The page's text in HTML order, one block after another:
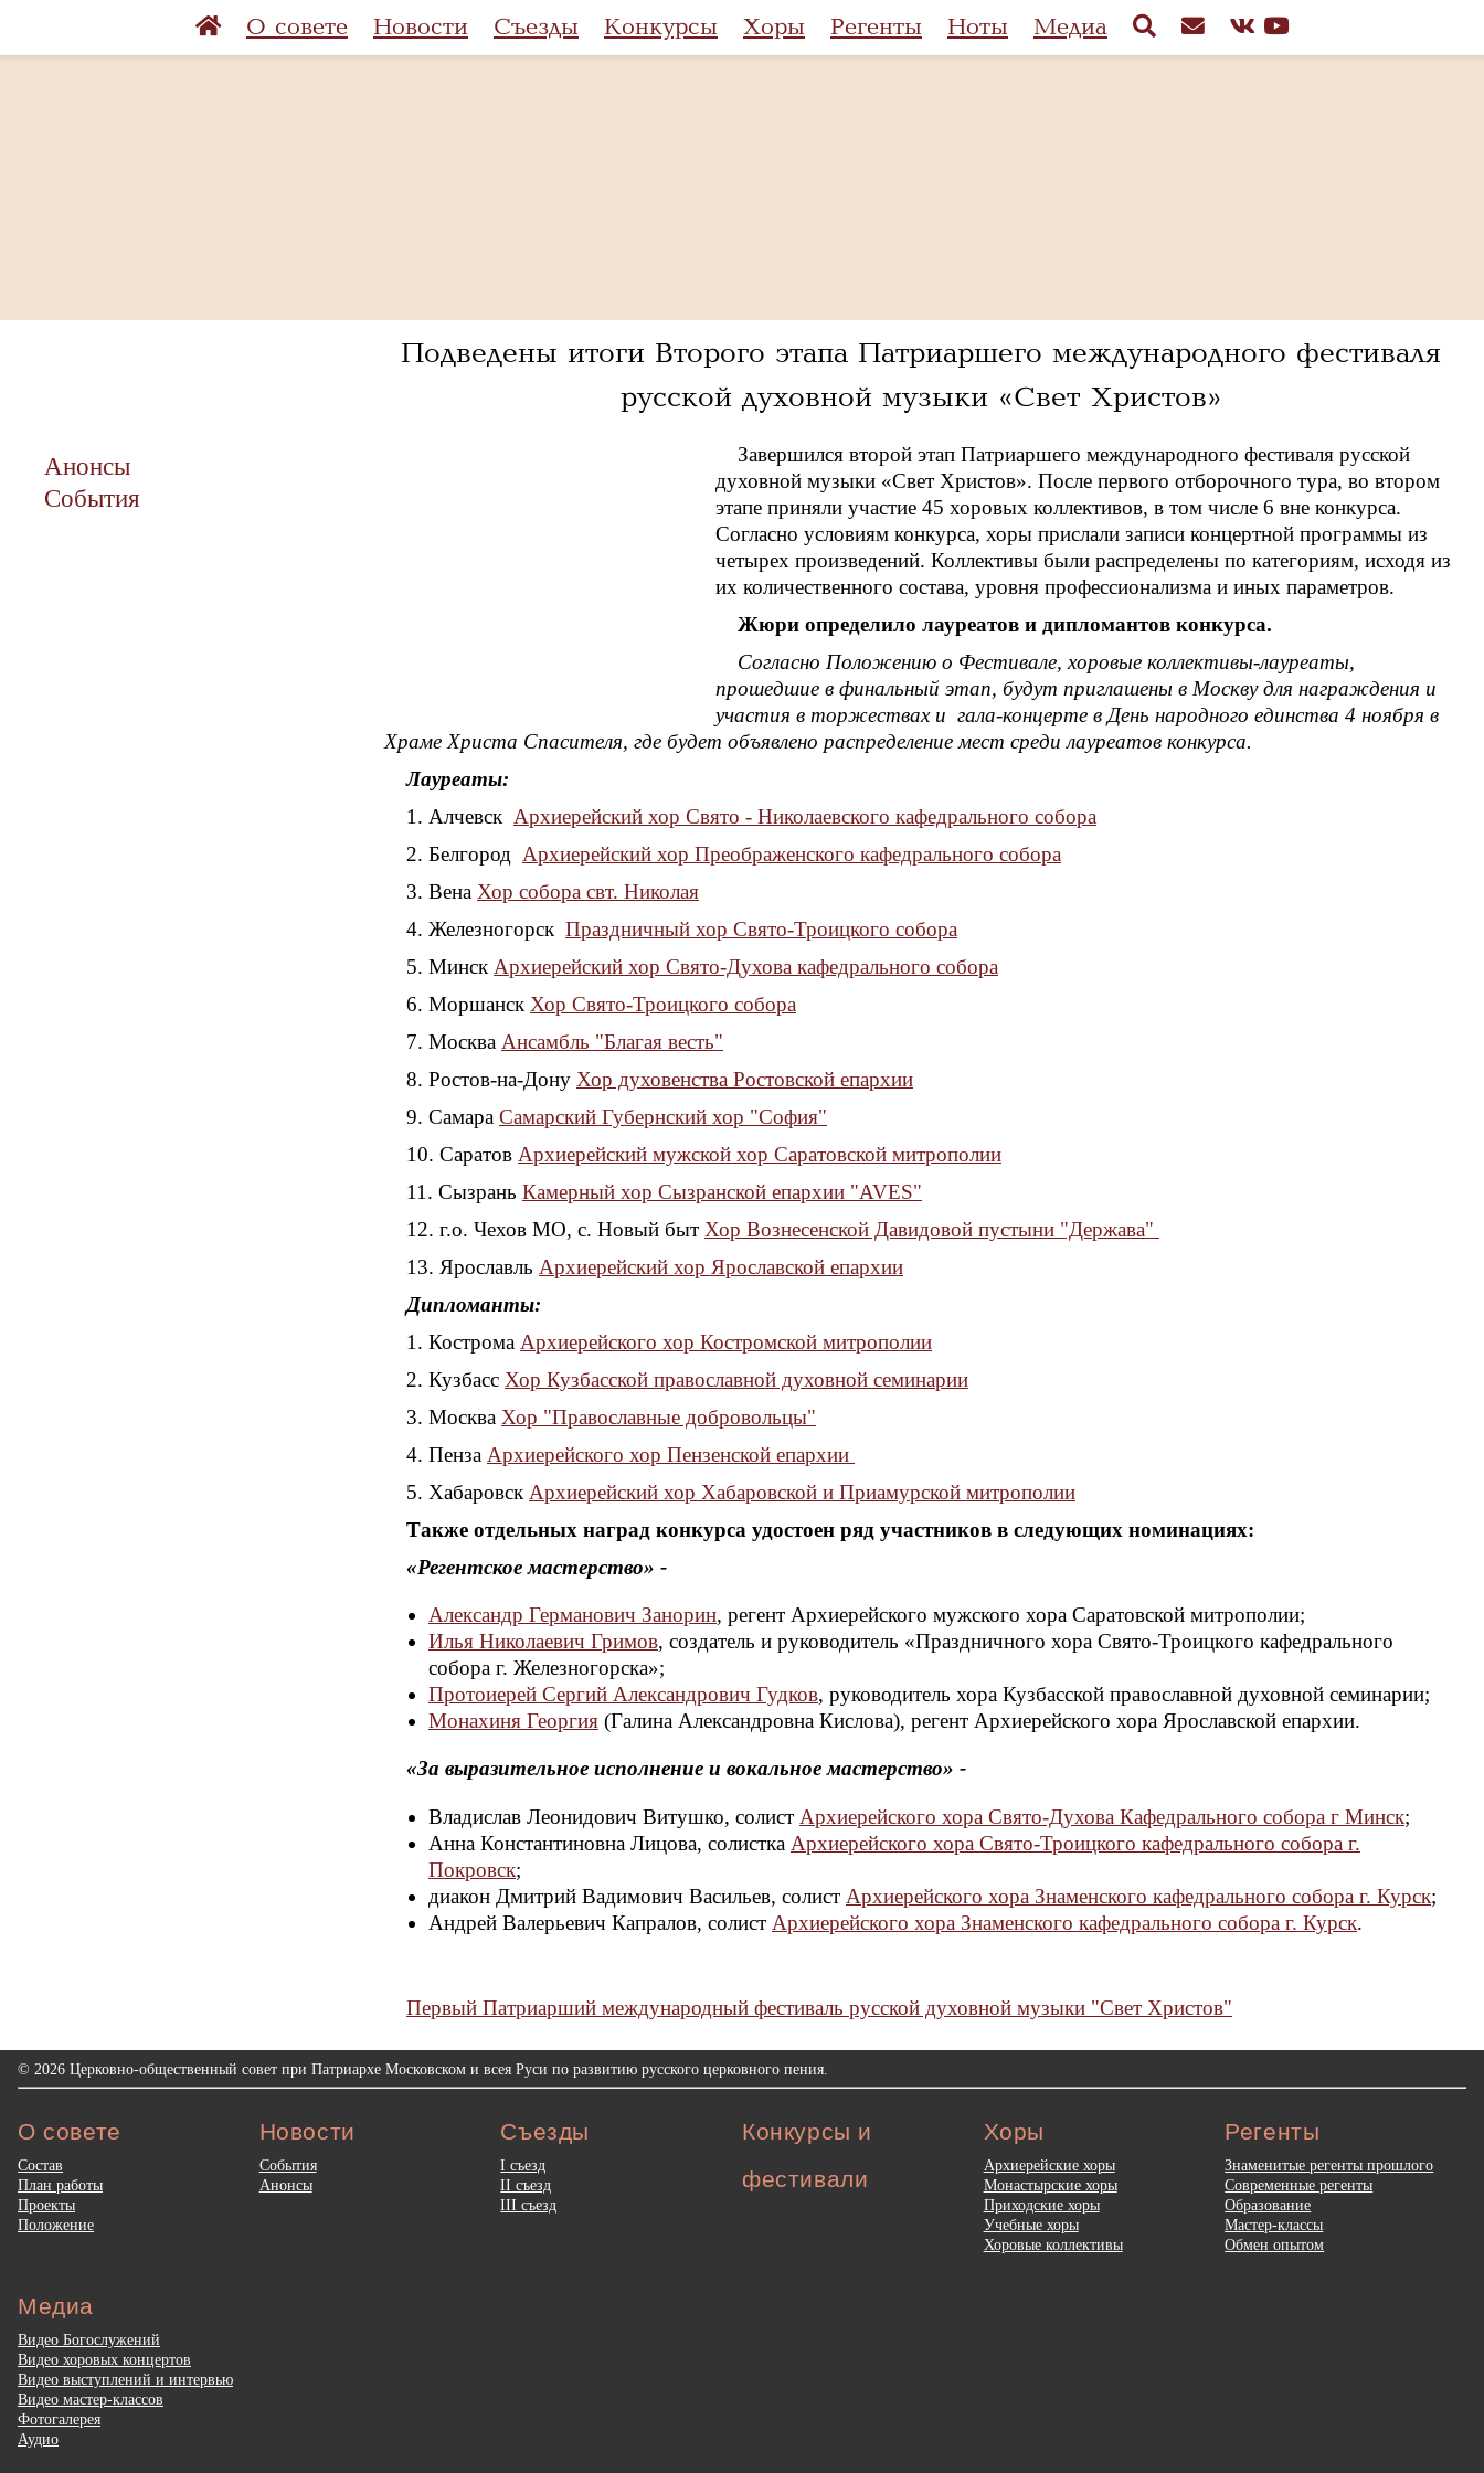
О совете Новости Съезды Конкурсы Хоры Регенты Ноты Медиа
Подведены итоги Второго этапа Патриаршего международного фестиваля
русской духовной музыки «Свет Христов»
Анонсы
События
Завершился второй этап Патриаршего международного фестиваля русской
духовной музыки «Свет Христов». После первого отборочного тура, во втором
этапе приняли участие 45 хоровых коллективов, в том числе 6 вне конкурса.
Согласно условиям конкурса, хоры прислали записи концертной программы из
четырех произведений. Коллективы были распределены по категориям, исходя из
их количественного состава, уровня профессионализма и иных параметров.
Жюри определило лауреатов и дипломантов конкурса.
Согласно Положению о Фестивале, хоровые коллективы-лауреаты,
прошедшие в финальный этап, будут приглашены в Москву для награждения и
участия в торжествах и гала-концерте в День народного единства 4 ноября в
Храме Христа Спасителя, где будет объявлено распределение мест среди лауреатов конкурса.
Лауреаты:
1. Алчевск Архиерейский хор Свято - Николаевского кафедрального собора
2. Белгород Архиерейский хор Преображенского кафедрального собора
3. Вена Хор собора свт. Николая
4. Железногорск Праздничный хор Свято-Троицкого собора
5. Минск Архиерейский хор Свято-Духова кафедрального собора
6. Моршанск Хор Свято-Троицкого собора
7. Москва Ансамбль "Благая весть"
8. Ростов-на-Дону Хор духовенства Ростовской епархии
9. Самара Самарский Губернский хор "София"
10. Саратов Архиерейский мужской хор Саратовской митрополии
11. Сызрань Камерный хор Сызранской епархии "AVES"
12. г.о. Чехов МО, с. Новый быт Хор Вознесенской Давидовой пустыни "Держава"
13. Ярославль Архиерейский хор Ярославской епархии
Дипломанты:
1. Кострома Архиерейского хор Костромской митрополии
2. Кузбасс Хор Кузбасской православной духовной семинарии
3. Москва Хор "Православные добровольцы"
4. Пенза Архиерейского хор Пензенской епархии
5. Хабаровск Архиерейский хор Хабаровской и Приамурской митрополии
Также отдельных наград конкурса удостоен ряд участников в следующих номинациях:
«Регентское мастерство» -
Александр Германович Занорин, регент Архиерейского мужского хора Саратовской митрополии;
Илья Николаевич Гримов, создатель и руководитель «Праздничного хора Свято-Троицкого кафедрального
собора г. Железногорска»;
Протоиерей Сергий Александрович Гудков, руководитель хора Кузбасской православной духовной семинарии;
Монахиня Георгия (Галина Александровна Кислова), регент Архиерейского хора Ярославской епархии.
«За выразительное исполнение и вокальное мастерство» -
Владислав Леонидович Витушко, солист Архиерейского хора Свято-Духова Кафедрального собора г Минск;
Анна Константиновна Лицова, солистка Архиерейского хора Свято-Троицкого кафедрального собора г.
Покровск;
диакон Дмитрий Вадимович Васильев, солист Архиерейского хора Знаменского кафедрального собора г. Курск;
Андрей Валерьевич Капралов, солист Архиерейского хора Знаменского кафедрального собора г. Курск.
Первый Патриарший международный фестиваль русской духовной музыки "Свет Христов"
© 2026 Церковно-общественный совет при Патриархе Московском и всея Руси по развитию русского церковного пения.
О совете
Состав
План работы
Проекты
Положение
Новости
События
Анонсы
Съезды
I съезд
II съезд
III съезд
Конкурсы и
фестивали
Хоры
Архиерейские хоры
Монастырские хоры
Приходские хоры
Учебные хоры
Хоровые коллективы
Регенты
Знаменитые регенты прошлого
Современные регенты
Образование
Мастер-классы
Обмен опытом
Медиа
Видео Богослужений
Видео хоровых концертов
Видео выступлений и интервью
Видео мастер-классов
Фотогалерея
Аудио